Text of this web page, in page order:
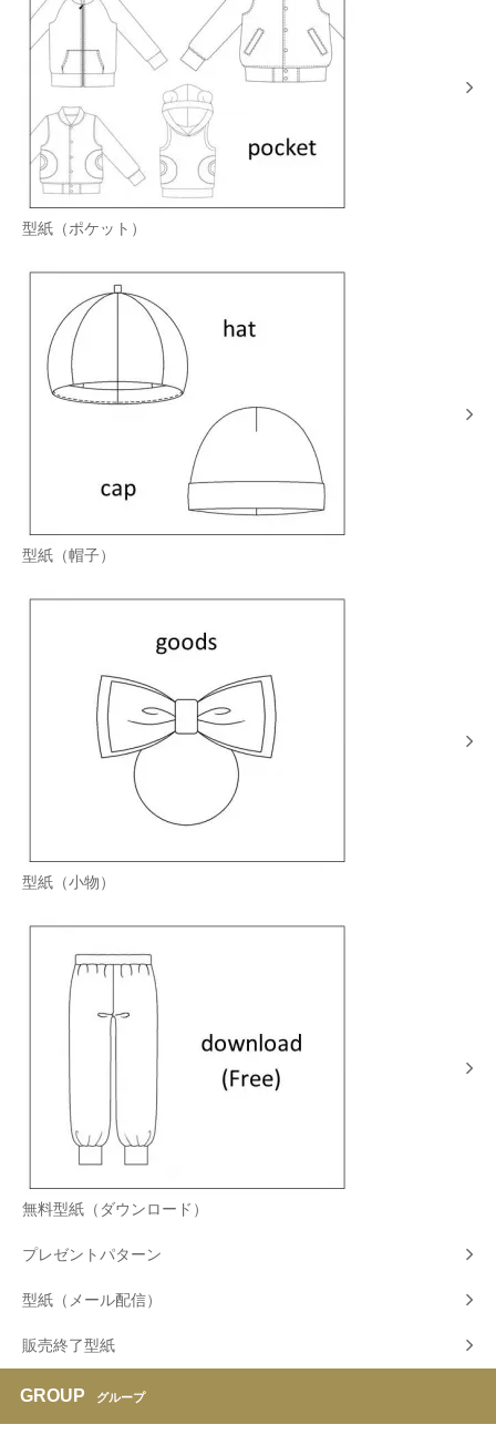
型紙（ポケット）
型紙（帽子）
型紙（小物）
無料型紙（ダウンロード）
プレゼントパターン
型紙（メール配信）
販売終了型紙
GROUP グループ